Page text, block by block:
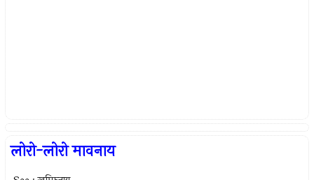
लोरो-लोरो मावनाय